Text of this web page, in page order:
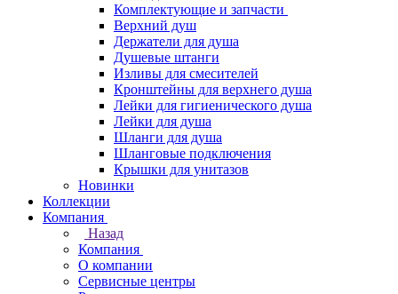
Комплектующие и запчасти
Верхний душ
Держатели для душа
Душевые штанги
Изливы для смесителей
Кронштейны для верхнего душа
Лейки для гигиенического душа
Лейки для душа
Шланги для душа
Шланговые подключения
Крышки для унитазов
Новинки
Коллекции
Компания
Назад
Компания
О компании
Сервисные центры